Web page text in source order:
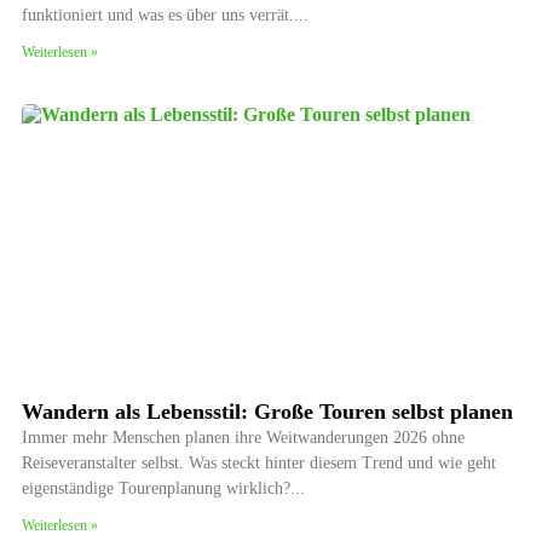
funktioniert und was es über uns verrät.
Weiterlesen »
Wandern als Lebensstil: Große Touren selbst planen
Immer mehr Menschen planen ihre Weitwanderungen 2026 ohne
Reiseveranstalter selbst. Was steckt hinter diesem Trend und wie geht
eigenständige Tourenplanung wirklich?
Weiterlesen »